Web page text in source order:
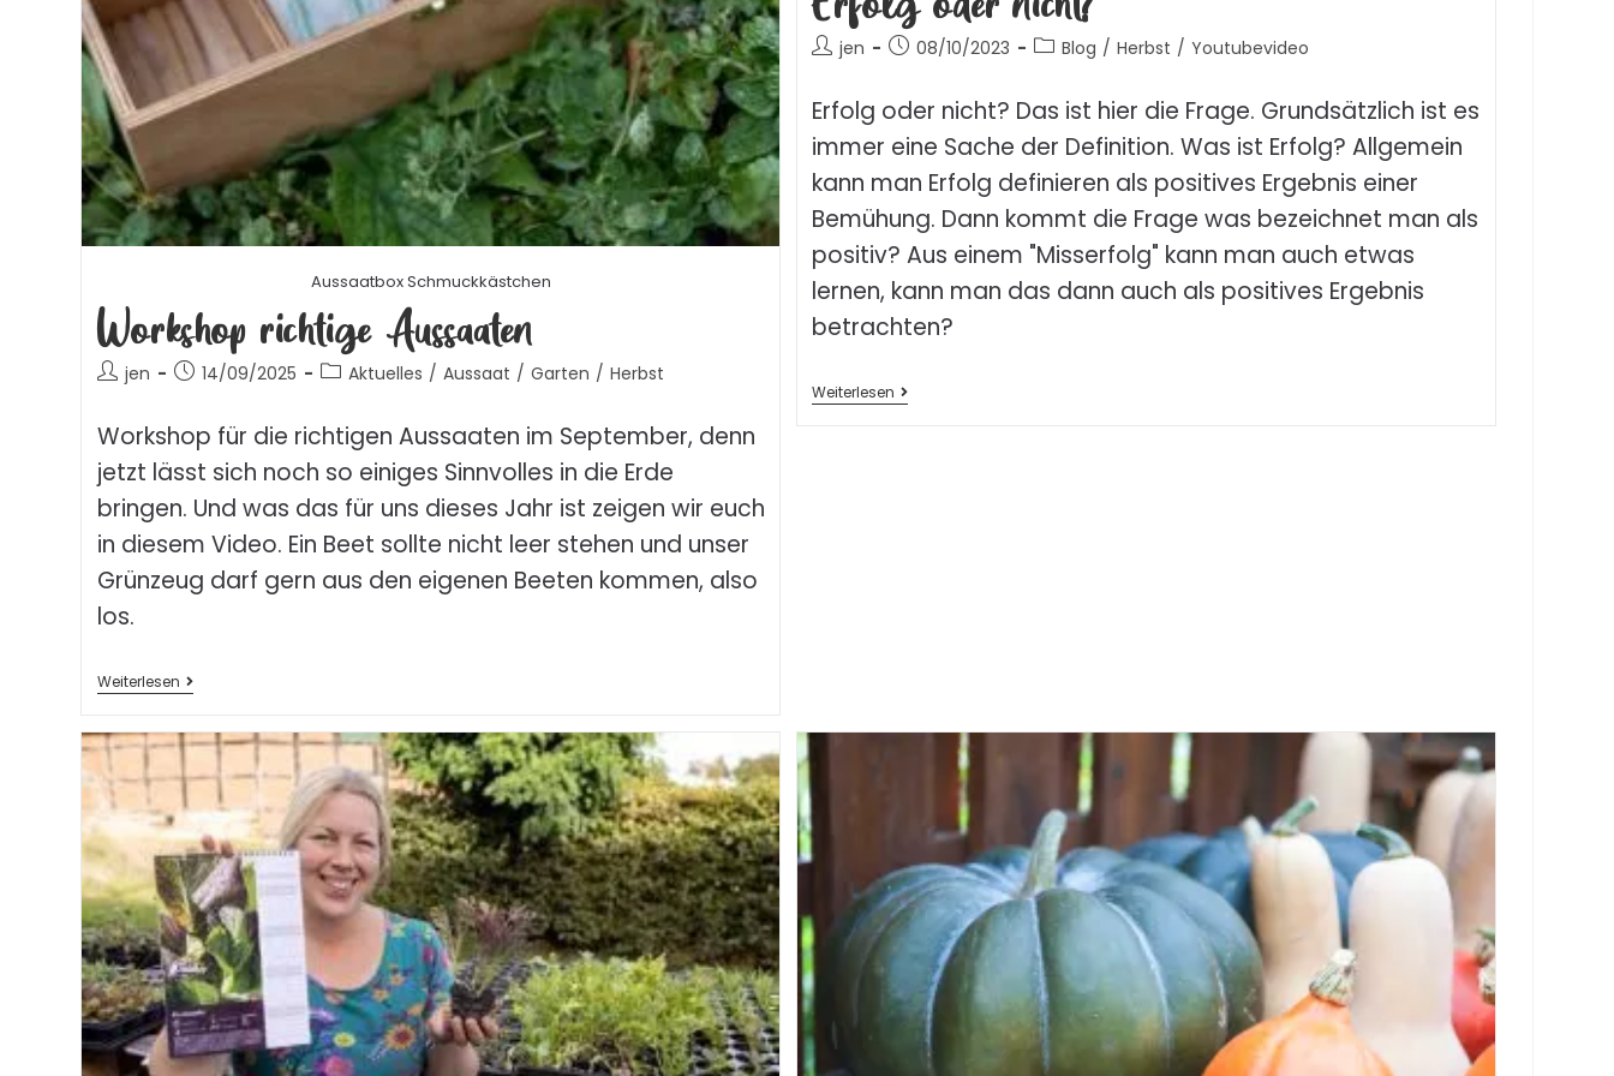
Aussaatbox Schmuckkästchen
Workshop richtige Aussaaten
jen 14/09/2025 Aktuelles / Aussaat / Garten / Herbst
Workshop für die richtigen Aussaaten im September, denn
jetzt lässt sich noch so einiges Sinnvolles in die Erde
bringen. Und was das für uns dieses Jahr ist zeigen wir euch
in diesem Video. Ein Beet sollte nicht leer stehen und unser
Grünzeug darf gern aus den eigenen Beeten kommen, also
los.
Weiterlesen
jen 08/10/2023 Blog / Herbst / Youtubevideo
Erfolg oder nicht? Das ist hier die Frage. Grundsätzlich ist es
immer eine Sache der Definition. Was ist Erfolg? Allgemein
kann man Erfolg definieren als positives Ergebnis einer
Bemühung. Dann kommt die Frage was bezeichnet man als
positiv? Aus einem "Misserfolg" kann man auch etwas
lernen, kann man das dann auch als positives Ergebnis
betrachten?
Weiterlesen